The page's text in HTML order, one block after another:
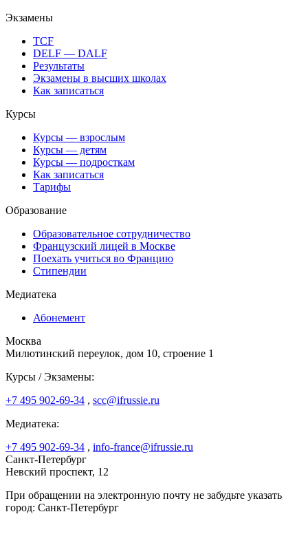
Экзамены
TCF
DELF — DALF
Результаты
Экзамены в высших школах
Как записаться
Курсы
Курсы — взрослым
Курсы — детям
Курсы — подросткам
Как записаться
Тарифы
Образование
Образовательное сотрудничество
Французский лицей в Москве
Поехать учиться во Францию
Стипендии
Медиатека
Абонемент
Москва
Милютинский переулок, дом 10, строение 1
Курсы / Экзамены:
+7 495 902-69-34 , scc@ifrussie.ru
Медиатека:
+7 495 902-69-34 , info-france@ifrussie.ru
Санкт-Петербург
Невский проспект, 12
При обращении на электронную почту не забудьте указать
город: Санкт-Петербург